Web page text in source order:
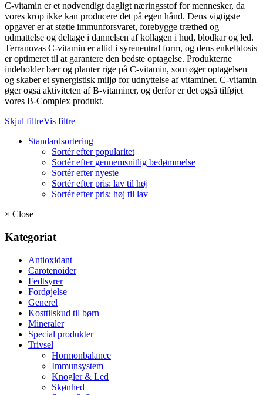
C-vitamin er et nødvendigt dagligt næringsstof for mennesker, da
vores krop ikke kan producere det på egen hånd. Dens vigtigste
opgaver er at støtte immunforsvaret, forebygge træthed og
udmattelse og deltage i dannelsen af ​​kollagen i hud, blodkar og led.
Terranovas C-vitamin er altid i syreneutral form, og dens enkeltdosis
er optimeret til at garantere den bedste optagelse. Produkterne
indeholder bær og planter rige på C-vitamin, som øger optagelsen
og skaber et synergistisk miljø for udnyttelse af vitaminer. C-vitamin
øger også aktiviteten af ​​B-vitaminer, og derfor er det også tilføjet
vores B-Complex produkt.
Skjul filtreVis filtre
Standardsortering
Sortér efter popularitet
Sortér efter gennemsnitlig bedømmelse
Sortér efter nyeste
Sortér efter pris: lav til høj
Sortér efter pris: høj til lav
× Close
Kategoriat
Antioxidant
Carotenoider
Fedtsyrer
Fordøjelse
Generel
Kosttilskud til børn
Mineraler
Special produkter
Trivsel
Hormonbalance
Immunsystem
Knogler & Led
Skønhed